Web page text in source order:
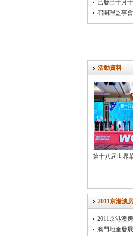
已發出十月
召開理監事
活動資料
第十八屆世界
2011京港澳
2011京港澳
澳門地產發